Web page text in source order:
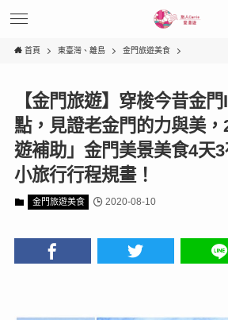
首頁 東臺灣、離島 金門旅遊美食
【金門旅遊】穿梭今昔金
點，見證老金門的力與美
遊補助」金門美景美食4天
小旅行行程規畫！
金門旅遊美食 2020-08-10